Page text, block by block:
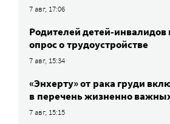
7 авг, 17:06
Родителей детей-инвалидов
опрос о трудоустройстве
7 авг, 15:34
«Энхерту» от рака груди
в перечень жизненно
7 авг, 15:15